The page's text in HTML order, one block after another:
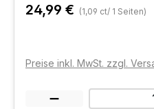
24,99 € (1,09 ct/ 1 Seiten)
Preise inkl. MwSt. zzgl.